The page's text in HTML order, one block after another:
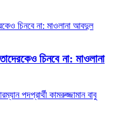
চিনবে না: মাওলানা